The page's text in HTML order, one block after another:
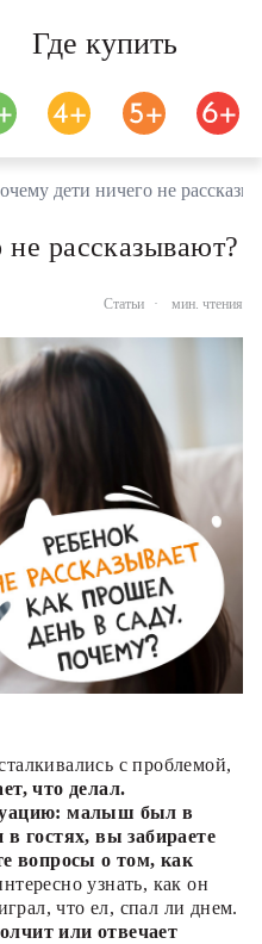
Где купить
дети ничего не
рассказывают?
Статьи · мин. чтения
с проблемой,
что делал.
малыш был в
гостях, вы забираете
вопросы о том, как
узнать, как он
что ел, спал ли днем.
или отвечает